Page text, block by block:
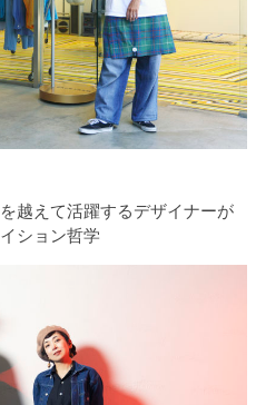
越えて活躍するデザイナーが
ション哲学